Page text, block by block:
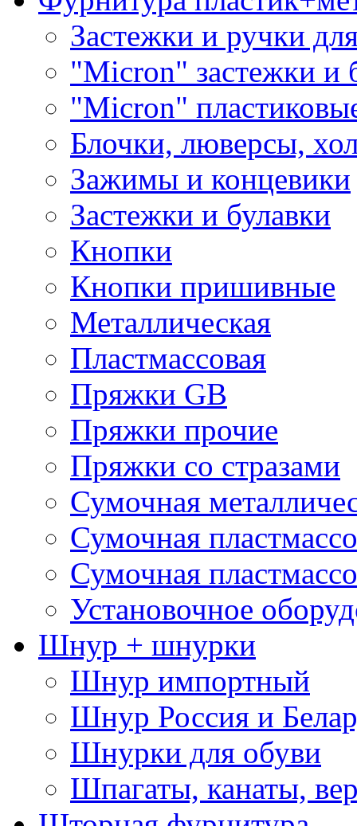
Застежки и ручки
"Micron" застежки и
"Micron"
Блочки, люверсы,
Зажимы и концевики
Застежки и булавки
Кнопки
Кнопки пришивные
Металлическая
Пластмассовая
Пряжки GB
Пряжки прочие
Пряжки со стразами
Сумочная
Сумочная
Сумочная
Установочное
Шнур + шнурки
Шнур импортный
Шнур Россия и
Шнурки для обуви
Шпагаты, канаты,